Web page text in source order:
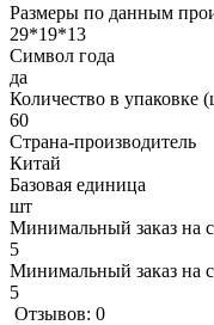
Размеры по данным
29*19*13
Символ года
да
Количество в упаковке
60
Страна-производитель
Китай
Базовая единица
шт
Минимальный заказ на
5
Минимальный заказ на
5
Отзывов: 0